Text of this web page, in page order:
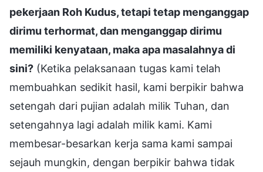
pekerjaan Roh Kudus, tetapi tetap menganggap
dirimu terhormat, dan menganggap dirimu
memiliki kenyataan, maka apa masalahnya di
sini? (Ketika pelaksanaan tugas kami telah
membuahkan sedikit hasil, kami berpikir bahwa
setengah dari pujian adalah milik Tuhan, dan
setengahnya lagi adalah milik kami. Kami
membesar-besarkan kerja sama kami sampai
sejauh mungkin, dengan berpikir bahwa tidak